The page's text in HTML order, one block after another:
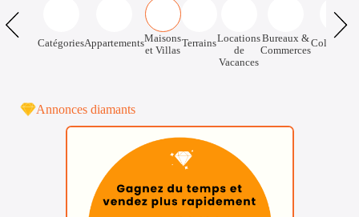
CatégoriesAppartementsMaisons
et Villas
TerrainsLocations
de
Vacances
Bureaux &
Commerces
Annonces diamants